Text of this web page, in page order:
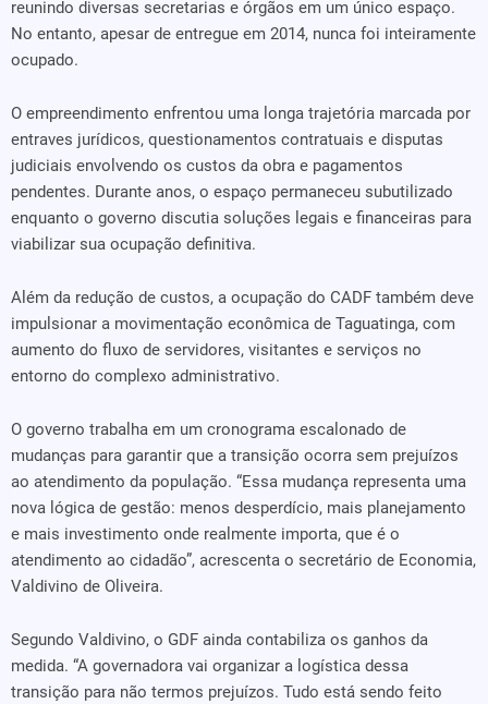
reunindo diversas secretarias e órgãos em um único espaço.
No entanto, apesar de entregue em 2014, nunca foi inteiramente
ocupado.
O empreendimento enfrentou uma longa trajetória marcada por
entraves jurídicos, questionamentos contratuais e disputas
judiciais envolvendo os custos da obra e pagamentos
pendentes. Durante anos, o espaço permaneceu subutilizado
enquanto o governo discutia soluções legais e financeiras para
viabilizar sua ocupação definitiva.
Além da redução de custos, a ocupação do CADF também deve
impulsionar a movimentação econômica de Taguatinga, com
aumento do fluxo de servidores, visitantes e serviços no
entorno do complexo administrativo.
O governo trabalha em um cronograma escalonado de
mudanças para garantir que a transição ocorra sem prejuízos
ao atendimento da população. “Essa mudança representa uma
nova lógica de gestão: menos desperdício, mais planejamento
e mais investimento onde realmente importa, que é o
atendimento ao cidadão”, acrescenta o secretário de Economia,
Valdivino de Oliveira.
Segundo Valdivino, o GDF ainda contabiliza os ganhos da
medida. “A governadora vai organizar a logística dessa
transição para não termos prejuízos. Tudo está sendo feito